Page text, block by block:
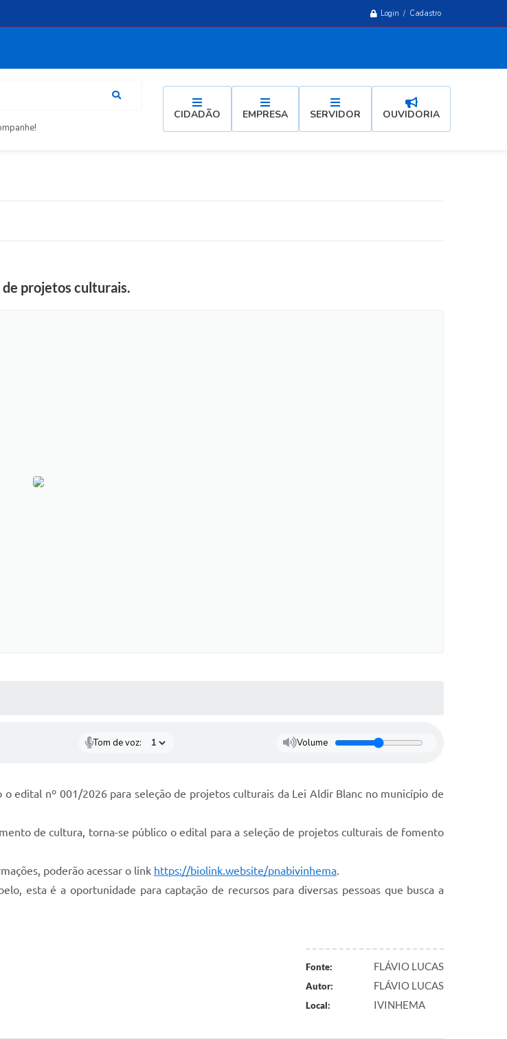
Login / Cadastro
CIDADÃO EMPRESA SERVIDOR OUVIDORIA
projetos culturais.
Tom de voz: Volume
edital nº 001/2026 para seleção de projetos culturais da Lei Aldir Blanc no município de
de cultura, torna-se público o edital para a seleção de projetos culturais de fomento
poderão acessar o link https://biolink.website/pnabivinhema.
esta é a oportunidade para captação de recursos para diversas pessoas que busca a
Fonte: FLÁVIO LUCAS
Autor: FLÁVIO LUCAS
Local: IVINHEMA